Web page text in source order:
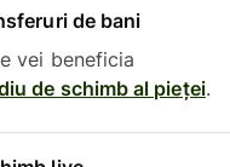
de bani
vei beneficia
de schimb al pieței.